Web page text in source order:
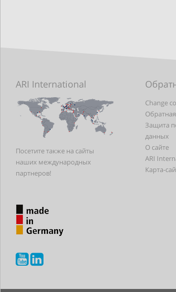
ARI International
Посетите также на сайты
наших международных
партнеров!
Change
Защита
данных
О сайте
ARI
Карта-